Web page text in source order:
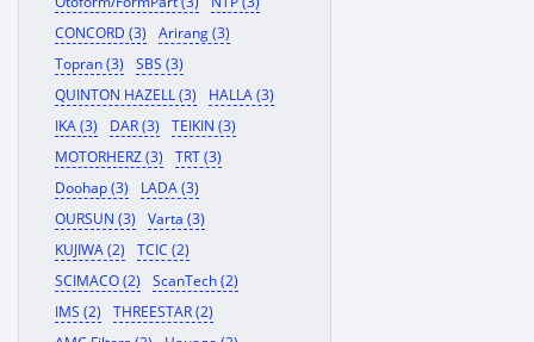
CONCORD (3)
Arirang (3)
Topran (3)
SBS (3)
QUINTON HAZELL (3)
HALLA (3)
IKA (3)
DAR (3)
TEIKIN (3)
MOTORHERZ (3)
TRT (3)
Doohap (3)
LADA (3)
OURSUN (3)
Varta (3)
KUJIWA (2)
TCIC (2)
SCIMACO (2)
ScanTech (2)
IMS (2)
THREESTAR (2)